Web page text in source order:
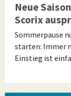
Neue
Scorix
Sommerpause
starten: Immer
Einstieg ist